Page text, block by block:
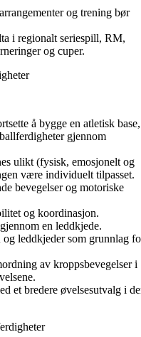
og trening bør
i regionalt seriespill, RM,
og cuper.
å bygge en atletisk base,
gjennom
ulikt (fysisk, emosjonelt og
være individuelt tilpasset.
bevegelser og motoriske
og koordinasjon.
en leddkjede.
leddkjeder som grunnlag
av kroppsbevegelser i
et bredere øvelsesutvalg i